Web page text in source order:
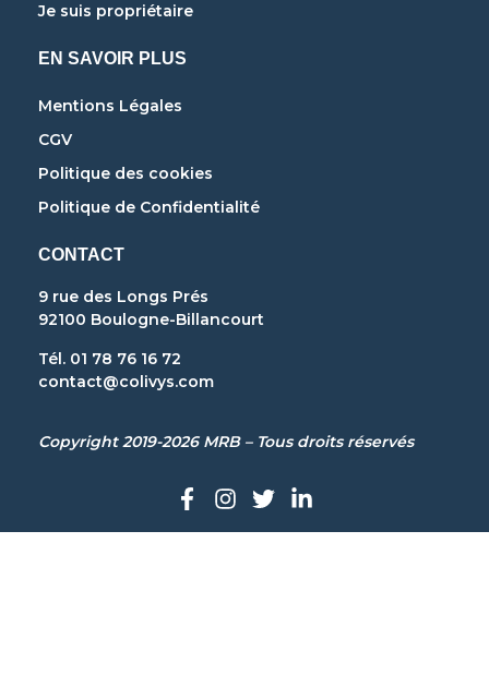
Je suis propriétaire
EN SAVOIR PLUS
Mentions Légales
CGV
Politique des cookies
Politique de Confidentialité
CONTACT
9 rue des Longs Prés
92100 Boulogne-Billancourt
Tél. 01 78 76 16 72
contact@colivys.com
Copyright 2019-2026 MRB – Tous droits réservés